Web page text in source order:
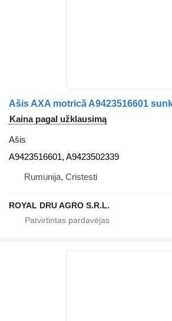
Kaina pagal užklausimą
Ašis
A9423516601, A9423502339
Rumunija, Cristesti
ROYAL DRU AGRO S.R.L.